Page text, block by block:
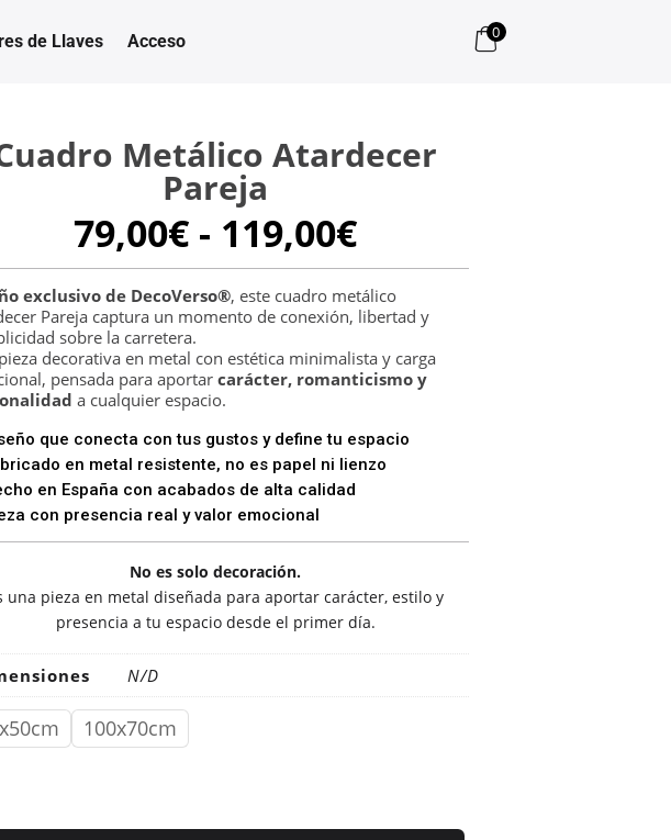
de Llaves Acceso 0
Metálico Atardecer
Pareja
79,00€ - 119,00€Rango
de
precios:
desde
79,00€
hasta
119,00€
exclusivo de DecoVerso®, este cuadro metálico
Pareja captura un momento de conexión, libertad y
sobre la carretera.
decorativa en metal con estética minimalista y carga
pensada para aportar carácter, romanticismo y
a cualquier espacio.
que conecta con tus gustos y define tu espacio
en metal resistente, no es papel ni lienzo
en España con acabados de alta calidad
con presencia real y valor emocional
No es solo decoración.
una pieza en metal diseñada para aportar carácter, estilo y
presencia a tu espacio desde el primer día.
N/D
100x70cm